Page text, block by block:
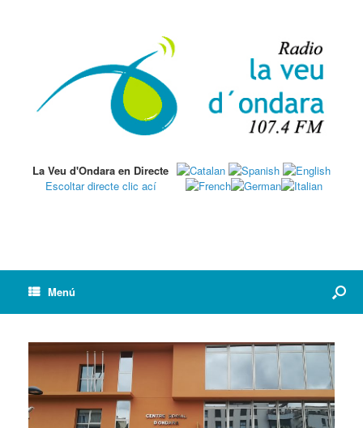
La Veu d'Ondara en Directe
Escoltar directe clic ací
Menú